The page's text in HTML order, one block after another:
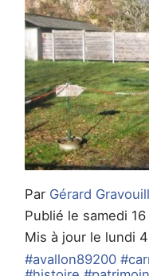
Par Gérard
Publié le samedi
Mis à jour le lundi
#avallon89200